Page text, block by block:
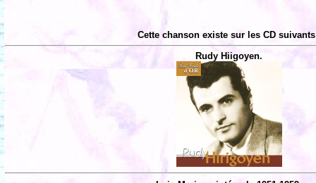
Cette chanson existe sur les CD
Rudy Hiigoyen.